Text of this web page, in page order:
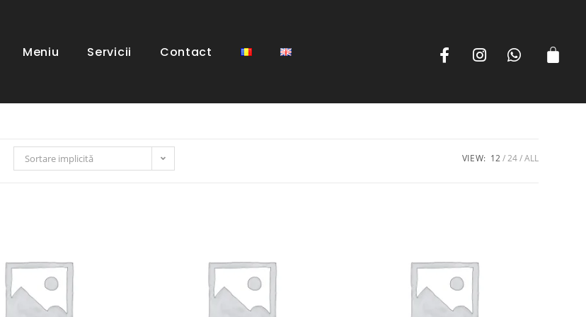
Meniu Servicii Contact
Sortare implicită VIEW: 12 24 ALL